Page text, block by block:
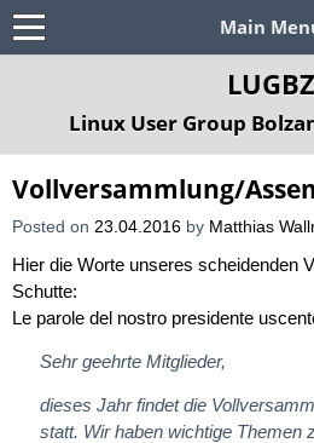
Main
LUGBZ
Linux User Group
Vollversammlung/
Posted on 23.04.2016 by Matthias
Hier die Worte unseres scheidenden
Schutte:
Le parole del nostro presidente
Sehr geehrte Mitglieder,
dieses Jahr findet die
statt. Wir haben wichtige Themen